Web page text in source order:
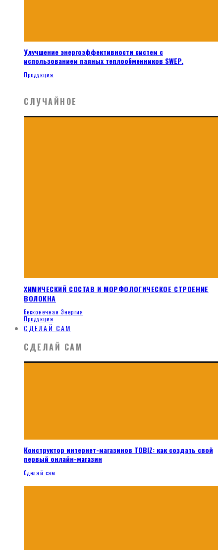
Улучшение энергоэффективности систем с
использованием паяных теплообменников SWEP.
Продукция
СЛУЧАЙНОЕ
ХИМИЧЕСКИЙ СОСТАВ И МОРФОЛОГИЧЕСКОЕ СТРОЕНИЕ
ВОЛОКНА
Бесконечная Энергия
Продукция
СДЕЛАЙ САМ
СДЕЛАЙ САМ
Конструктор интернет-магазинов TOBIZ: как создать свой
первый онлайн-магазин
Сделай сам